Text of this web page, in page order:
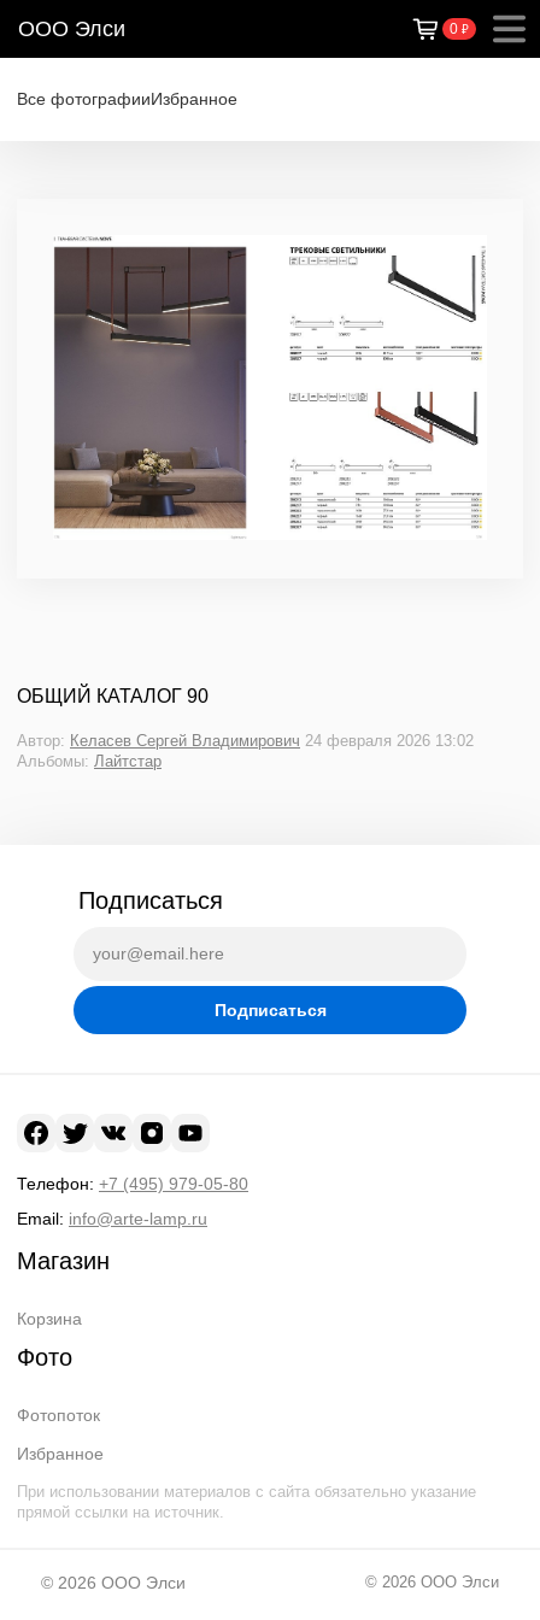
ООО Элси 0 ₽
Все фотографииИзбранное
ОБЩИЙ КАТАЛОГ 90
Автор: Келасев Сергей Владимирович 24 февраля 2026 13:02
Альбомы: Лайтстар
Подписаться
Подписаться
Телефон: +7 (495) 979-05-80
Email: info@arte-lamp.ru
Магазин
Корзина
Фото
Фотопоток
Избранное
При использовании материалов с сайта обязательно указание
прямой ссылки на источник.
© 2026 ООО Элси © 2026 ООО Элси